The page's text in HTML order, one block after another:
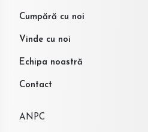
Cumpără cu noi
Vinde cu noi
Echipa noastră
Contact
ANPC